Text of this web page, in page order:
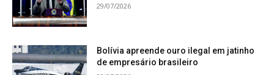
29/07/2026
Bolívia apreende ouro ilegal em jatinho
de empresário brasileiro